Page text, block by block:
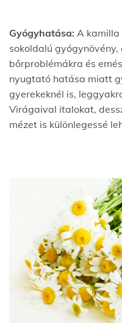
Gyógyhatása: A kamilla
sokoldalú
bőrproblémákra és
nyugtató hatása miatt
gyerekeknél is,
Virágaival italokat,
mézet is különlegessé